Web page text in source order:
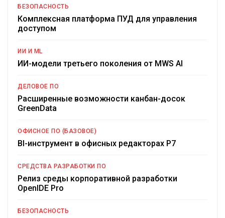
БЕЗОПАСНОСТЬ
Комплексная платформа ПУД для управления
доступом
ИИ И ML
ИИ-модели третьего поколения от MWS AI
ДЕЛОВОЕ ПО
Расширенные возможности канбан-досок
GreenData
ОФИСНОЕ ПО (БАЗОВОЕ)
BI-инструмент в офисных редакторах Р7
СРЕДСТВА РАЗРАБОТКИ ПО
Релиз среды корпоративной разработки
OpenIDE Pro
БЕЗОПАСНОСТЬ